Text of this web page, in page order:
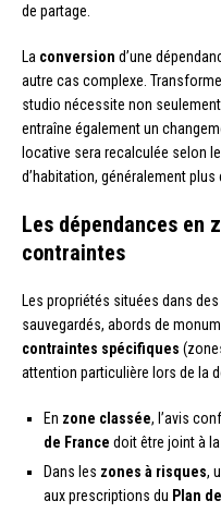
de partage.
La conversion d’une
autre cas complexe.
studio nécessite non
entraîne également un
locative sera recalculée selon
d’habitation, généralement
Les dépendances en
contraintes
Les propriétés situées dans des
sauvegardés, abords de
contraintes spécifiques
attention particulière lors de la
En zone classée, l’avis
de France doit être joint à
Dans les zones à risques,
aux prescriptions du Plan